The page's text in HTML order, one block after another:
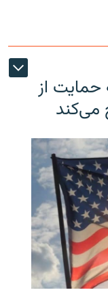
حمایت از
می‌کند